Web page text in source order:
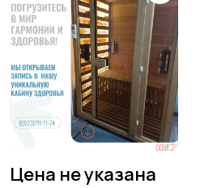
Цена не указана